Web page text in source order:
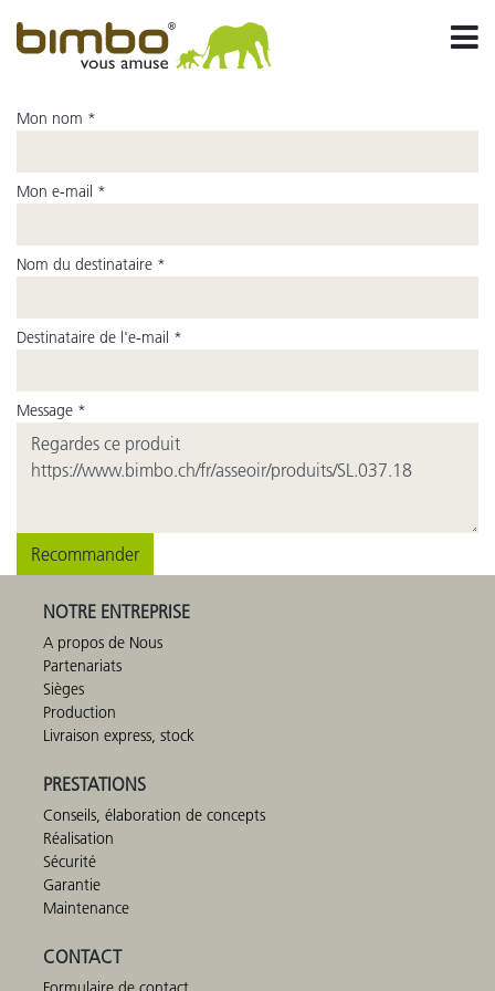
Mon nom *
Mon e-mail *
Nom du destinataire *
Destinataire de l'e-mail *
Message *
Recommander
NOTRE ENTREPRISE
A propos de Nous
Partenariats
Sièges
Production
Livraison express, stock
PRESTATIONS
Conseils, élaboration de concepts
Réalisation
Sécurité
Garantie
Maintenance
CONTACT